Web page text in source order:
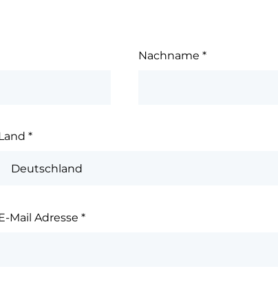
Nachname *
*
Mail Adresse *